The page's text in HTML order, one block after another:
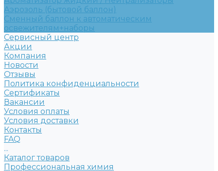
Аэрозоль (бытовой баллон)
Сменный баллон к автоматическим
освежителям+наборы
Сервисный центр
Акции
Компания
Новости
Отзывы
Политика конфиденциальности
Сертификаты
Вакансии
Условия оплаты
Условия доставки
Контакты
FAQ
...
Каталог товаров
Профессиональная химия